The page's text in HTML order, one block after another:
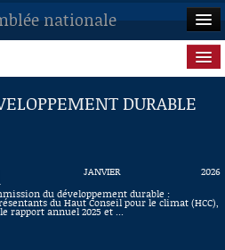
nationale
publique
Gouvernement
DURABLE
JANVIER
2026
du développement durable :
du Haut Conseil pour le climat (HCC),
rapport annuel 2025 et ...